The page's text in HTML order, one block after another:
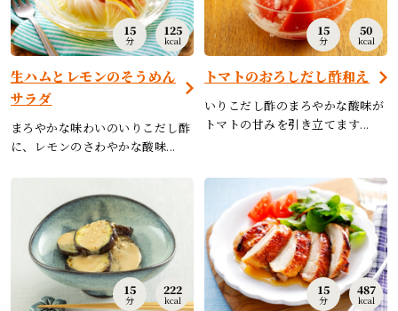
15
分
125
kcal
生ハムとレモンのそうめん
サラダ
まろやかな味わいのいりこだし酢
に、レモンのさわやかな酸味...
15
分
50
kcal
トマトのおろしだし酢和え
いりこだし酢のまろやかな酸味が
トマトの甘みを引き立てます...
15
分
222
kcal
15
分
487
kcal